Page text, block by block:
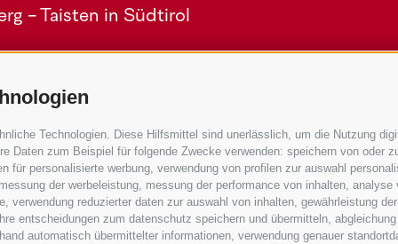
Technologien. Diese Hilfsmittel sind unerlässlich, um die Nutzung
Daten zum Beispiel für folgende Zwecke verwenden: speichern von oder
für personalisierte werbung, verwendung von profilen zur auswahl
der werbeleistung, messung der performance von inhalten,
verwendung reduzierter daten zur auswahl von inhalten, gewährleistung
entscheidungen zum datenschutz speichern und übermitteln,
automatisch übermittelter informationen, verwendung genauer
- Taisten in Südtirol
Service
Anreise
Mobility Center